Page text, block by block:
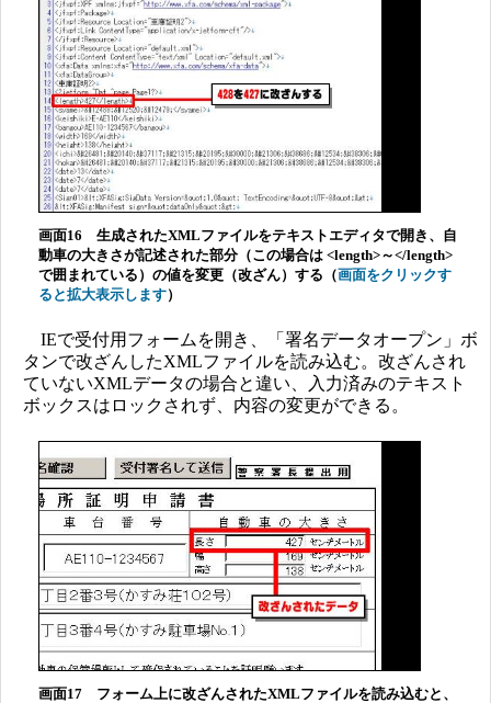
画面16 生成されたXMLファイルをテキストエディタで開き、自
動車の大きさが記述された部分（この場合は <length>～</length>
で囲まれている）の値を変更（改ざん）する（画面をクリックす
ると拡大表示します）
IEで受付用フォームを開き、「署名データオープン」ボ
タンで改ざんしたXMLファイルを読み込む。改ざんされ
ていないXMLデータの場合と違い、入力済みのテキスト
ボックスはロックされず、内容の変更ができる。
画面17 フォーム上に改ざんされたXMLファイルを読み込むと、